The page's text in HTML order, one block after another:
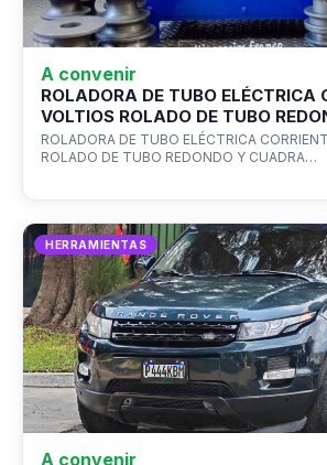
A convenir
ROLADORA DE TUBO ELÉCTRICA
VOLTIOS ROLADO DE TUBO
ROLADORA DE TUBO ELÉCTRICA
ROLADO DE TUBO REDONDO Y CUADRA…
HERRAMIENTAS
A convenir